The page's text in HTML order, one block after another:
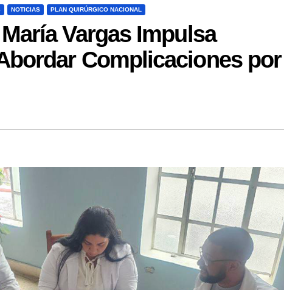
NOTICIAS PLAN QUIRÚRGICO NACIONAL
Vargas Impulsa
Complicaciones por